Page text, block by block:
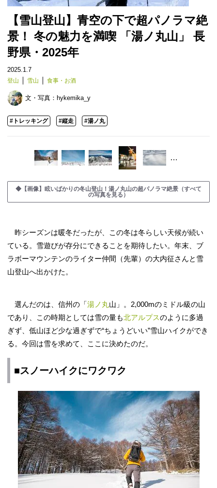
【雪山登山】青空の下で超パノラマ絶
景！ 冬の魅力を満喫 「湯ノ丸山」 長
野県・2025年
2025.1.7
登山 雪山 食事・お酒
文・写真： hykemika_y
#トレッキング #縦走 #湯ノ丸
…
◆【画像】眩いばかりの冬山登山！湯ノ丸山の超パノラマ絶景（すべて
の写真を見る）
昨シーズンは暖冬だったが、この冬は冬らしい天候が続い
ている。雪遊びが存分にできることを期待したい。年末、ブ
ラボーマウンテンのライター仲間（先輩）の大内征さんと雪
山登山へ出かけた。
選んだのは、信州の「湯ノ丸山」。2,000mのミドル級の山
であり、この時期としては雪の量も北アルプスのように多過
ぎず、低山ほど少な過ぎずで“ちょうどいい”雪山ハイクができ
る。今回は雪を求めて、ここに決めたのだ。
■スノーハイクにワクワク